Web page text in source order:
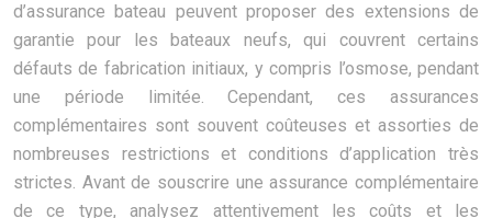
d’assurance bateau peuvent proposer des extensions de
garantie pour les bateaux neufs, qui couvrent certains
défauts de fabrication initiaux, y compris l’osmose, pendant
une période limitée. Cependant, ces assurances
complémentaires sont souvent coûteuses et assorties de
nombreuses restrictions et conditions d’application très
strictes. Avant de souscrire une assurance complémentaire
de ce type, analysez attentivement les coûts et les